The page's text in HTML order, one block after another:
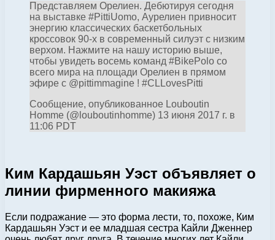
Представляем Орелиен. Дебютируя сегодня
на выставке #PittiUomo, Аурелиен привносит
энергию классических баскетбольных
кроссовок 90-х в современный силуэт с низким
верхом. Нажмите на нашу историю выше,
чтобы увидеть восемь команд #BikePolo со
всего мира на площади Орелиен в прямом
эфире с @pittimmagine ! #CLLovesPitti
Сообщение, опубликованное Louboutin
Homme (@louboutinhomme) 13 июня 2017 г. в
11:06 PDT
Ким Кардашьян Уэст объявляет о
линии фирменного макияжа
Если подражание — это форма лести, то, похоже, Ким
Кардашьян Уэст и ее младшая сестра Кайли Дженнер